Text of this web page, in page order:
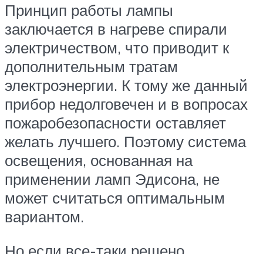
Принцип работы лампы
заключается в нагреве спирали
электричеством, что приводит к
дополнительным тратам
электроэнергии. К тому же данный
прибор недолговечен и в вопросах
пожаробезопасности оставляет
желать лучшего. Поэтому система
освещения, основанная на
применении ламп Эдисона, не
может считаться оптимальным
вариантом.